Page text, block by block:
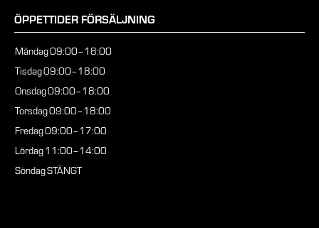
ÖPPETTIDER FÖRSÄLJNING
Måndag09:00–18:00
Tisdag09:00–18:00
Onsdag09:00–18:00
Torsdag09:00–18:00
Fredag09:00–17:00
Lördag11:00–14:00
SöndagSTÄNGT